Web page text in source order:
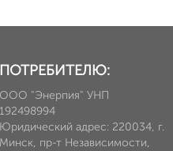
ПОТРЕБИТЕЛЮ:
ООО "Энерпия" УНП
192498994
Юридический адрес: 220034, г.
Минск, пр-т Независимости,